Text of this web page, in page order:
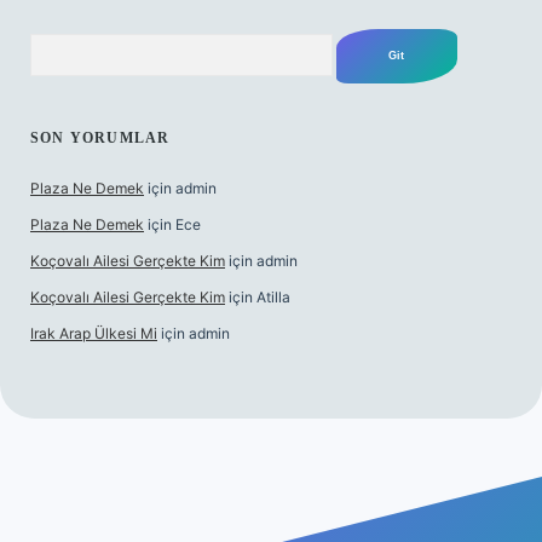
SON YORUMLAR
Plaza Ne Demek için admin
Plaza Ne Demek için Ece
Koçovalı Ailesi Gerçekte Kim için admin
Koçovalı Ailesi Gerçekte Kim için Atilla
Irak Arap Ülkesi Mi için admin